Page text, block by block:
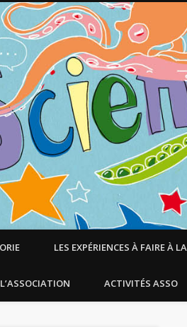
LES EXPÉRIENCES À FAIRE À
ACTIVITÉS ASSO